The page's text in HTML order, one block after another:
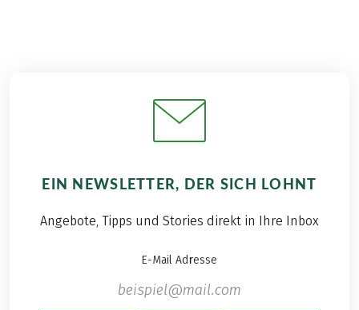
EIN NEWSLETTER, DER SICH LOHNT
Angebote, Tipps und Stories direkt in Ihre Inbox
E-Mail Adresse